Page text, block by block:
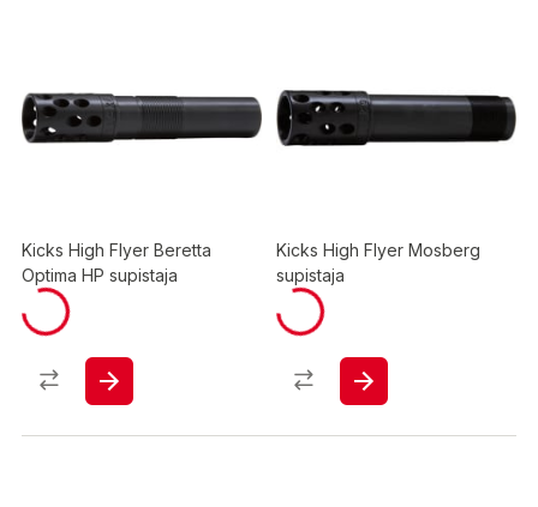
Kicks High Flyer Beretta
Optima HP supistaja
Kicks High Flyer Mosberg
supistaja